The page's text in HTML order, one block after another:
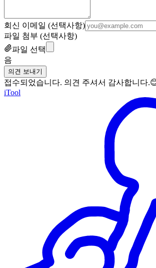
회신 이메일 (선택사항)
파일 첨부 (선택사항)
파일 선택
음
의견 보내기
접수되었습니다. 의견 주셔서 감사합니다
iTool